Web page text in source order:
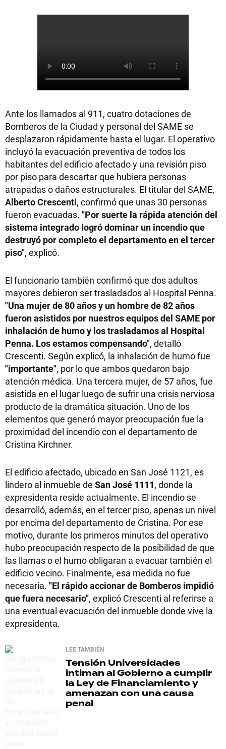
Ante los llamados al 911, cuatro dotaciones de
Bomberos de la Ciudad y personal del SAME se
desplazaron rápidamente hasta el lugar. El operativo
incluyó la evacuación preventiva de todos los
habitantes del edificio afectado y una revisión piso
por piso para descartar que hubiera personas
atrapadas o daños estructurales. El titular del SAME,
Alberto Crescenti, confirmó que unas 30 personas
fueron evacuadas. "Por suerte la rápida atención del
sistema integrado logró dominar un incendio que
destruyó por completo el departamento en el tercer
piso", explicó.
El funcionario también confirmó que dos adultos
mayores debieron ser trasladados al Hospital Penna.
"Una mujer de 80 años y un hombre de 82 años
fueron asistidos por nuestros equipos del SAME por
inhalación de humo y los trasladamos al Hospital
Penna. Los estamos compensando", detalló
Crescenti. Según explicó, la inhalación de humo fue
"importante", por lo que ambos quedaron bajo
atención médica. Una tercera mujer, de 57 años, fue
asistida en el lugar luego de sufrir una crisis nerviosa
producto de la dramática situación. Uno de los
elementos que generó mayor preocupación fue la
proximidad del incendio con el departamento de
Cristina Kirchner.
El edificio afectado, ubicado en San José 1121, es
lindero al inmueble de San José 1111, donde la
expresidenta reside actualmente. El incendio se
desarrolló, además, en el tercer piso, apenas un nivel
por encima del departamento de Cristina. Por ese
motivo, durante los primeros minutos del operativo
hubo preocupación respecto de la posibilidad de que
las llamas o el humo obligaran a evacuar también el
edificio vecino. Finalmente, esa medida no fue
necesaria. "El rápido accionar de Bomberos impidió
que fuera necesario", explicó Crescenti al referirse a
una eventual evacuación del inmueble donde vive la
expresidenta.
LEE TAMBIÉN
Tensión Universidades
intiman al Gobierno a cumplir
la Ley de Financiamiento y
amenazan con una causa
penal